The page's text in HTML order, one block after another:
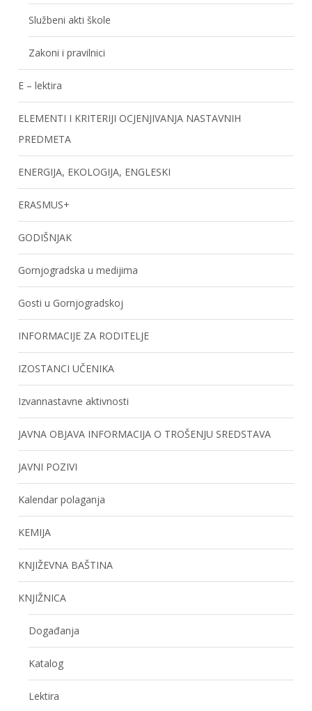
Službeni akti škole
Zakoni i pravilnici
E – lektira
ELEMENTI I KRITERIJI OCJENJIVANJA NASTAVNIH
PREDMETA
ENERGIJA, EKOLOGIJA, ENGLESKI
ERASMUS+
GODIŠNJAK
Gornjogradska u medijima
Gosti u Gornjogradskoj
INFORMACIJE ZA RODITELJE
IZOSTANCI UČENIKA
Izvannastavne aktivnosti
JAVNA OBJAVA INFORMACIJA O TROŠENJU SREDSTAVA
JAVNI POZIVI
Kalendar polaganja
KEMIJA
KNJIŽEVNA BAŠTINA
KNJIŽNICA
Događanja
Katalog
Lektira